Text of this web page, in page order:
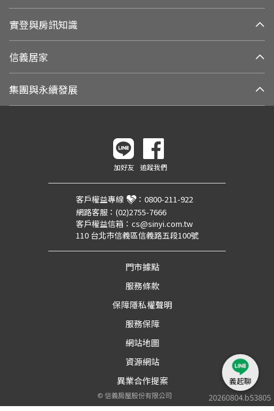
實登與房訊知識
信義居家
集團與永續發展
20260804.b53805
加好友 追蹤我們
客戶權益專線 ： 0800-211-922
網路客服： (02)2755-7666
客戶權益信箱： cs@sinyi.com.tw
110 台北市信義區信義路五段100號
門市據點
服務條款
保障隱私權聲明
服務保障
網站地圖
資源網站
異業合作提案
©信義房屋股份有限公司
義起聊